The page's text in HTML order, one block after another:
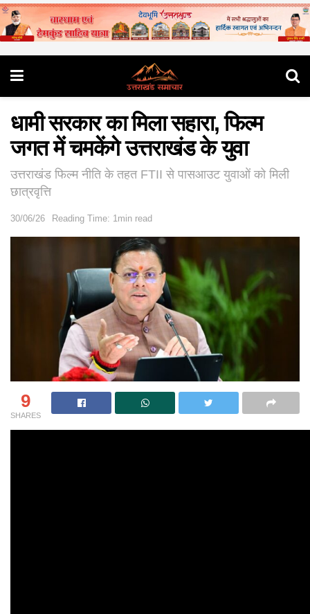
धामी सरकार का मिला सहारा, फिल्म
जगत में चमकेंगे उत्तराखंड के युवा
उत्तराखंड फिल्म नीति के तहत FTII से पासआउट युवाओं को मिली
छात्रवृत्ति
30/06/26 Reading Time: 1min read
9
SHARES